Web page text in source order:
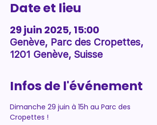
Date et lieu
29 juin 2025, 15:00
Genève, Parc des Cropettes,
1201 Genève, Suisse
Infos de l'événement
Dimanche 29 juin à 15h au Parc des
Cropettes !